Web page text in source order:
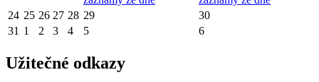
24 25 26 27 28 29
30
31 1 2 3 4 5 6
Užitečné odkazy